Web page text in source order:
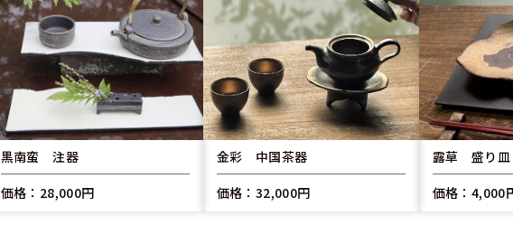
黒南蛮 注器
価格：28,000円
金彩 中国茶器
価格：32,000円
露草 盛り皿
価格：4,000